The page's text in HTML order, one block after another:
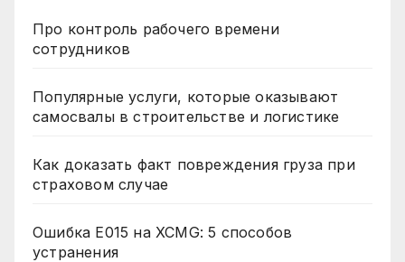
Про контроль рабочего времени
сотрудников
Популярные услуги, которые оказывают
самосвалы в строительстве и логистике
Как доказать факт повреждения груза при
страховом случае
Ошибка E015 на XCMG: 5 способов
устранения